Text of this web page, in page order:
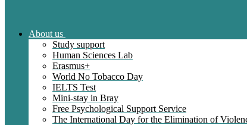
About us
Study support
Human Sciences Lab
Erasmus+
World No Tobacco Day
IELTS Test
Mini-stay in Bray
Free Psychological Support Service
The International Day for the Elimination of